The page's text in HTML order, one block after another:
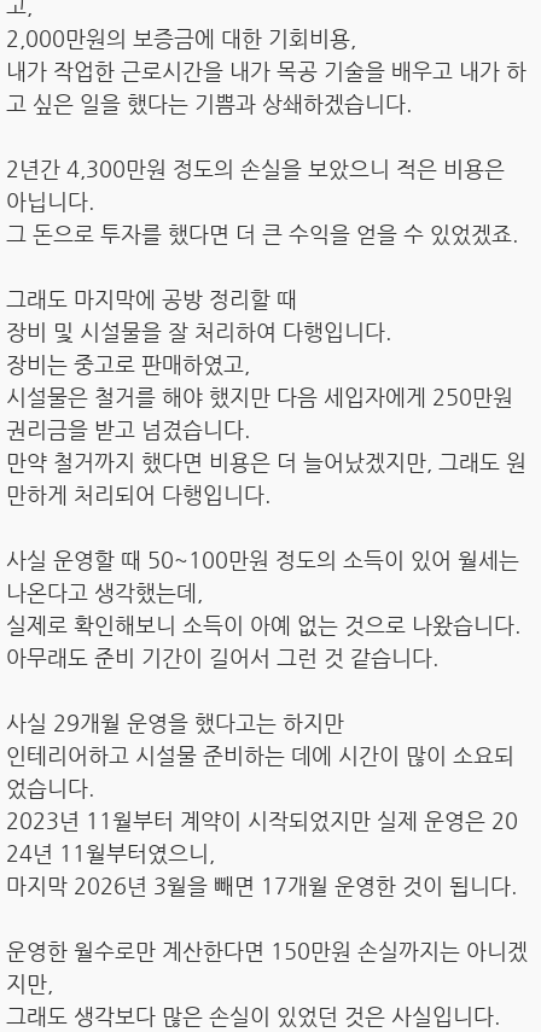
고,
2,000만원의 보증금에 대한 기회비용,
내가 작업한 근로시간을 내가 목공 기술을 배우고 내가 하
고 싶은 일을 했다는 기쁨과 상쇄하겠습니다.
2년간 4,300만원 정도의 손실을 보았으니 적은 비용은
아닙니다.
그 돈으로 투자를 했다면 더 큰 수익을 얻을 수 있었겠죠.
그래도 마지막에 공방 정리할 때
장비 및 시설물을 잘 처리하여 다행입니다.
장비는 중고로 판매하였고,
시설물은 철거를 해야 했지만 다음 세입자에게 250만원
권리금을 받고 넘겼습니다.
만약 철거까지 했다면 비용은 더 늘어났겠지만, 그래도 원
만하게 처리되어 다행입니다.
사실 운영할 때 50~100만원 정도의 소득이 있어 월세는
나온다고 생각했는데,
실제로 확인해보니 소득이 아예 없는 것으로 나왔습니다.
아무래도 준비 기간이 길어서 그런 것 같습니다.
사실 29개월 운영을 했다고는 하지만
인테리어하고 시설물 준비하는 데에 시간이 많이 소요되
었습니다.
2023년 11월부터 계약이 시작되었지만 실제 운영은 20
24년 11월부터였으니,
마지막 2026년 3월을 빼면 17개월 운영한 것이 됩니다.
운영한 월수로만 계산한다면 150만원 손실까지는 아니겠
지만,
그래도 생각보다 많은 손실이 있었던 것은 사실입니다.